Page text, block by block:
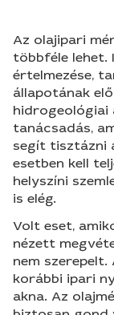
Az olajipari
többféle
értelmezése,
állapotának
hidrogeológiai
tanácsadás,
segít tisztázni
esetben kell
helyszíni
is elég.
Volt eset,
nézett
nem
korábbi ipari
akna. Az